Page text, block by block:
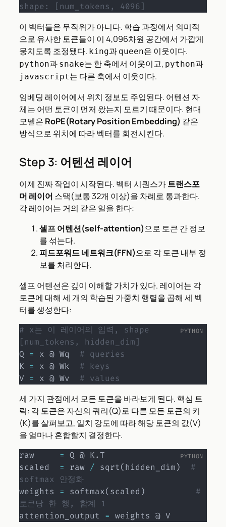
shape: [num_tokens, 4096]
이 벡터들은 무작위가 아니다. 학습 과정에서 의미적
으로 유사한 토큰들이 이 4,096차원 공간에서 가깝게
뭉치도록 조정됐다. king과 queen은 이웃이다.
python과 snake는 한 축에서 이웃이고, python과
javascript는 다른 축에서 이웃이다.
임베딩 레이어에서 위치 정보도 주입된다. 어텐션 자
체는 어떤 토큰이 먼저 왔는지 모르기 때문이다. 현대
모델은 RoPE(Rotary Position Embedding) 같은
방식으로 위치에 따라 벡터를 회전시킨다.
Step 3: 어텐션 레이어
이제 진짜 작업이 시작된다. 벡터 시퀀스가트랜스포
머 레이어 스택(보통 32개 이상)을 차례로 통과한다.
각 레이어는 거의 같은 일을 한다:
셀프 어텐션(self-attention)으로 토큰 간 정보
를 섞는다.
피드포워드 네트워크(FFN)으로 각 토큰 내부 정
보를 처리한다.
셀프 어텐션은 깊이 이해할 가치가 있다. 레이어는 각
토큰에 대해 세 개의 학습된 가중치 행렬을 곱해 세 벡
터를 생성한다:
# x는 이 레이어의 입력, shape
[num_tokens, hidden_dim]
Q = x @ Wq # queries
K = x @ Wk # keys
V = x @ Wv # values
세 가지 관점에서 모든 토큰을 바라보게 된다. 핵심 트
릭: 각 토큰은 자신의 쿼리(Q)로 다른 모든 토큰의 키
(K)를 살펴보고, 일치 강도에 따라 해당 토큰의 값(V)
을 얼마나 혼합할지 결정한다.
raw = Q @ K.T
scaled = raw / sqrt(hidden_dim)
#
softmax 안정화
weights = softmax(scaled )
#
토큰당 한 행, 합계 1
attention_output = weights @ V